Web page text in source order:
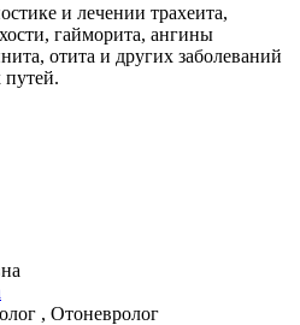
и лечении трахеита,
гайморита, ангины
отита и других заболеваний
, Отоневролог